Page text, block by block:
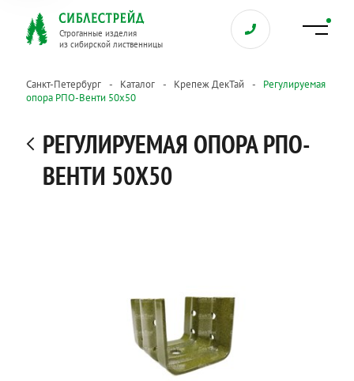
Строганные изделия
из сибирской лиственницы
Санкт-Петербург Каталог Крепеж ДекТай
Регулируемая
опора РПО-Венти 50х50
РЕГУЛИРУЕМАЯ ОПОРА РПО-
ВЕНТИ 50Х50